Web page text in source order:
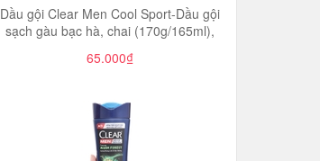
Dầu gội Clear Men Cool Sport-Dầu gội
sạch gàu bạc hà, chai (170g/165ml),
65.000₫